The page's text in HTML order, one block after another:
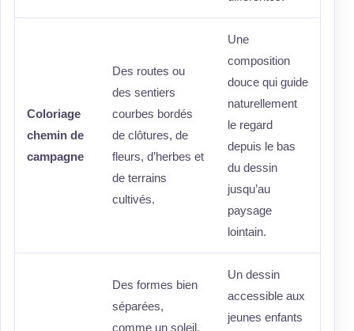
Coloriage
chemin de
campagne
Des routes ou
des sentiers
courbes bordés
de clôtures, de
fleurs, d’herbes et
de terrains
cultivés.
Une
composition
douce qui guide
naturellement
le regard
depuis le bas
du dessin
jusqu’au
paysage
lointain.
Des formes bien
séparées,
comme un soleil,
Un dessin
accessible aux
jeunes enfants